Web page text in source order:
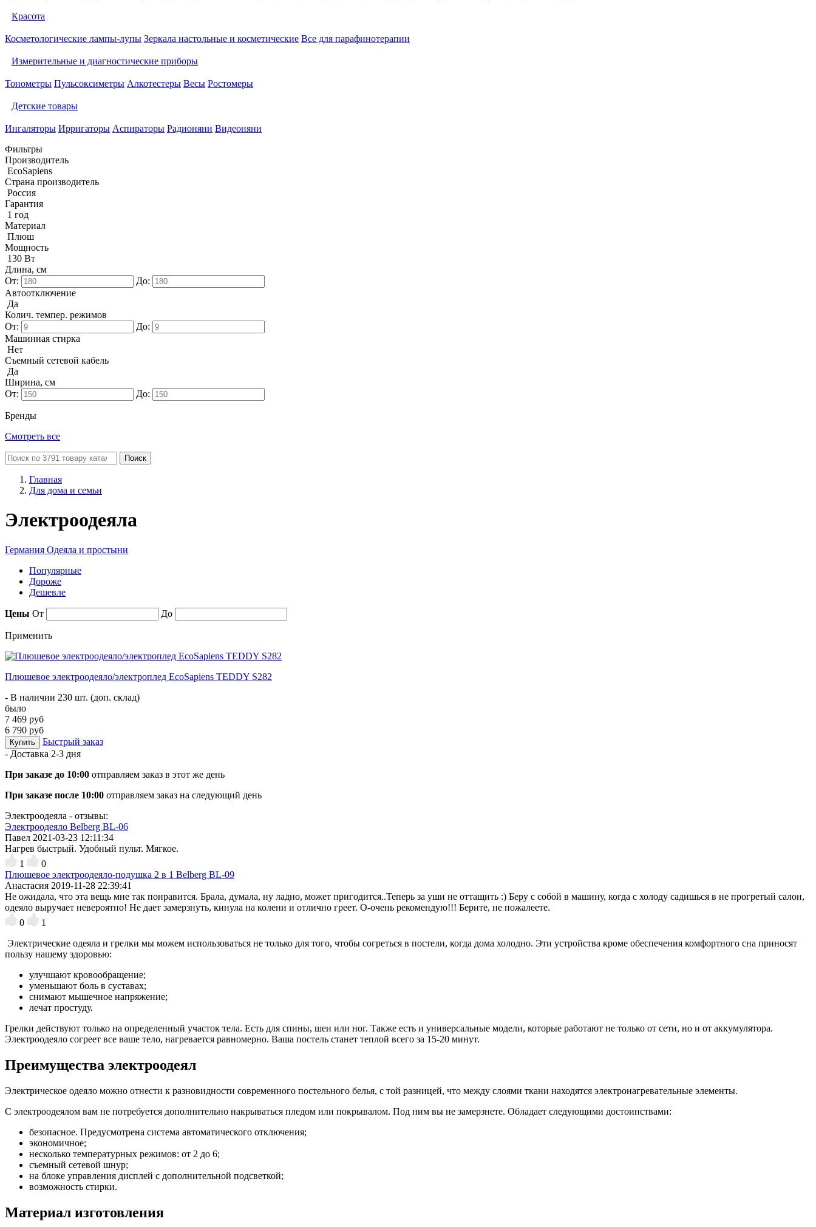
Красота
Косметологические лампы-лупы Зеркала настольные и косметические Все для парафинотерапии
Измерительные и диагностические приборы
Тонометры Пульсоксиметры Алкотестеры Весы Ростомеры
Детские товары
Ингаляторы Ирригаторы Аспираторы Радионяни Видеоняни
Фильтры
Производитель
EcoSapiens
Страна производитель
Россия
Гарантия
1 год
Материал
Плюш
Мощность
130 Вт
Длина, см
От:
До:
Автоотключение
Да
Колич. темпер. режимов
От:
До:
Машинная стирка
Нет
Съемный сетевой кабель
Да
Ширина, см
От:
До:
Бренды
Смотреть все
Поиск
Главная
Для дома и семьи
Электроодеяла
Германия Одеяла и простыни
Популярные
Дороже
Дешевле
Цены От До
Применить
Плюшевое электроодеяло/электроплед EcoSapiens TEDDY S282
- В наличии 230 шт. (доп. склад)
было
7 469 руб
6 790 руб
Купить
Быстрый заказ
- Доставка 2-3 дня
При заказе до 10:00 отправляем заказ в этот же день
При заказе после 10:00 отправляем заказ на следующий день
Электроодеяла - отзывы:
Электроодеяло Belberg BL-06
Павел 2021-03-23 12:11:34
Нагрев быстрый. Удобный пульт. Мягкое.
1
0
Плюшевое электроодеяло-подушка 2 в 1 Belberg BL-09
Анастасия 2019-11-28 22:39:41
Не ожидала, что эта вещь мне так понравится. Брала, думала, ну ладно, может пригодится..Теперь за уши не оттащить :) Беру с собой в машину, когда с холоду садишься в не прогретый салон,
одеяло выручает невероятно! Не дает замерзнуть, кинула на колени и отлично греет. О-очень рекомендую!!! Берите, не пожалеете.
0
1
Электрические одеяла и грелки мы можем использоваться не только для того, чтобы согреться в постели, когда дома холодно. Эти устройства кроме обеспечения комфортного сна приносят
пользу нашему здоровью:
улучшают кровообращение;
уменьшают боль в суставах;
снимают мышечное напряжение;
лечат простуду.
Грелки действуют только на определенный участок тела. Есть для спины, шеи или ног. Также есть и универсальные модели, которые работают не только от сети, но и от аккумулятора.
Электроодеяло согреет все ваше тело, нагревается равномерно. Ваша постель станет теплой всего за 15-20 минут.
Преимущества электроодеял
Электрическое одеяло можно отнести к разновидности современного постельного белья, с той разницей, что между слоями ткани находятся электронагревательные элементы.
С электроодеялом вам не потребуется дополнительно накрываться пледом или покрывалом. Под ним вы не замерзнете. Обладает следующими достоинствами:
безопасное. Предусмотрена система автоматического отключения;
экономичное;
несколько температурных режимов: от 2 до 6;
съемный сетевой шнур;
на блоке управления дисплей с дополнительной подсветкой;
возможность стирки.
Материал изготовления